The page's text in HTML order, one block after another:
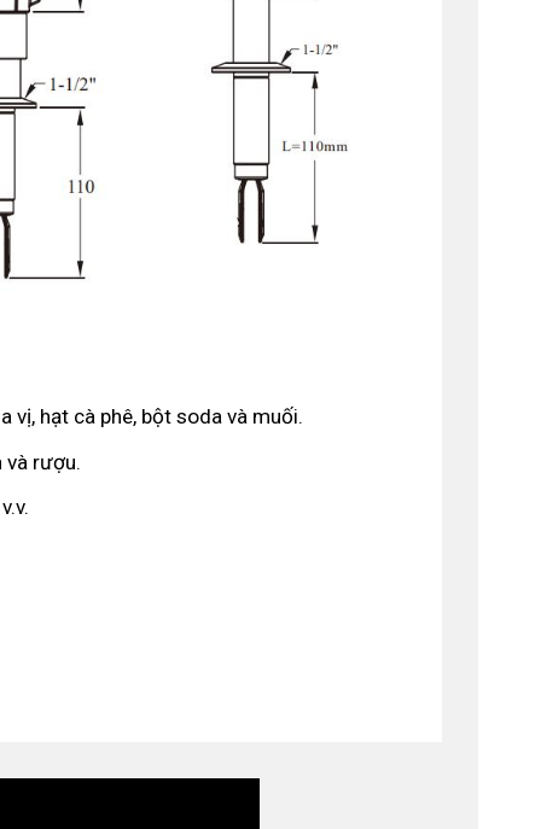
vị, hạt cà phê, bột soda và muối.
rượu.